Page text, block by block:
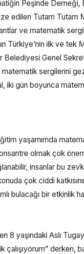
Peşinde
edilen Tutam
ve matematik
ilk ve tek
Genel
sergilerini
iki gün boyunca
yaşamımda
olmak çok
insanlar bu
çok ciddi
bulacağı bir
8 yaşındaki Aslı
derken,